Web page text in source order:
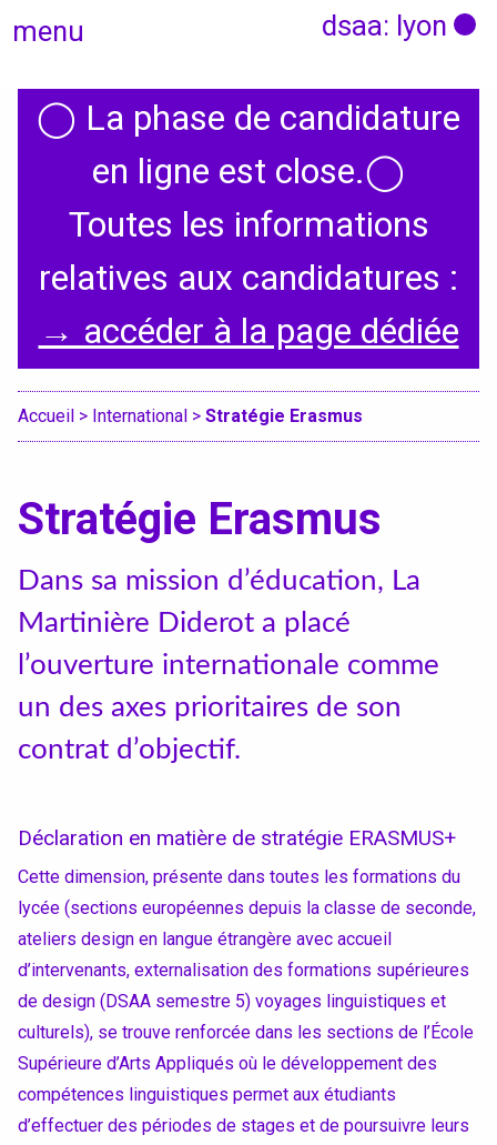
menu dsaa: lyon
Actualités
Candidatures
Graphisme, médias, médiations
Espace, Usages, Territoires
Textile, territoires, mutations
Catalogue de cours
International
Erasmus
Accueil des étrangers
Diplômes
Conventions et partenariats
Universités
Écoles d’Enseignement Supérieur
◯ La phase de candidature
en ligne est close.◯
Toutes les informations
relatives aux candidatures :
→ accéder à la page dédiée
Accueil > International > Stratégie Erasmus
Stratégie Erasmus
Dans sa mission d’éducation, La
Martinière Diderot a placé
l’ouverture internationale comme
un des axes prioritaires de son
contrat d’objectif.
Déclaration en matière de stratégie ERASMUS+
Cette dimension, présente dans toutes les formations du
lycée (sections européennes depuis la classe de seconde,
ateliers design en langue étrangère avec accueil
d’intervenants, externalisation des formations supérieures
de design (DSAA semestre 5) voyages linguistiques et
culturels), se trouve renforcée dans les sections de l’École
Supérieure d’Arts Appliqués où le développement des
compétences linguistiques permet aux étudiants
d’effectuer des périodes de stages et de poursuivre leurs